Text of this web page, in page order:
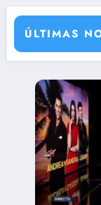
ÚLTIMAS
eclipse solar